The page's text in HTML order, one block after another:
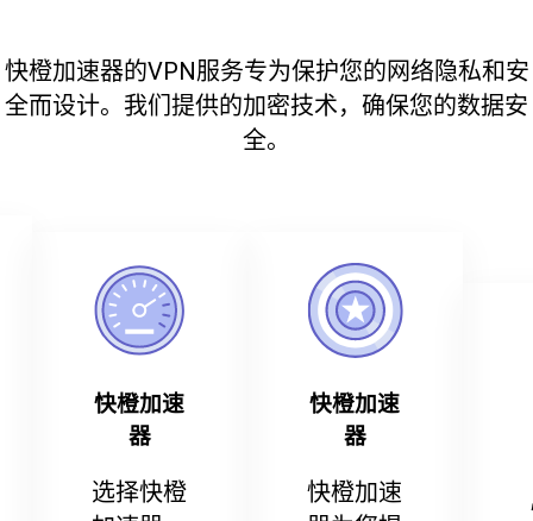
快橙加速器的VPN服务专为保护您的网络隐私和安
全而设计。我们提供的加密技术，确保您的数据安
全。
快橙加速
器
选择快橙
快橙加速
器
快橙加速